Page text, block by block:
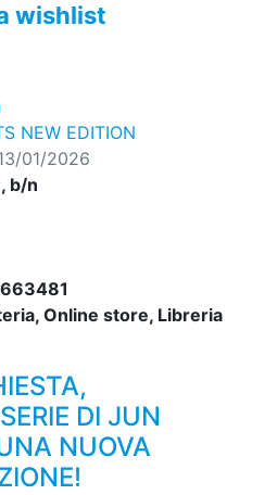
wishlist
NEW EDITION
01/2026
b/n
Online store, Libreria
DI JUN
NUOVA